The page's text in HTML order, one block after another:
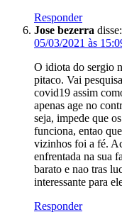
Responder
Jose bezerra disse:
05/03/2021 às
O idiota do sergio
pitaco. Vai
covid19 assim
apenas age no
seja, impede que
funciona, entao
vizinhos foi a fé.
enfrentada na sua
barato e nao tras
interessante para
Responder